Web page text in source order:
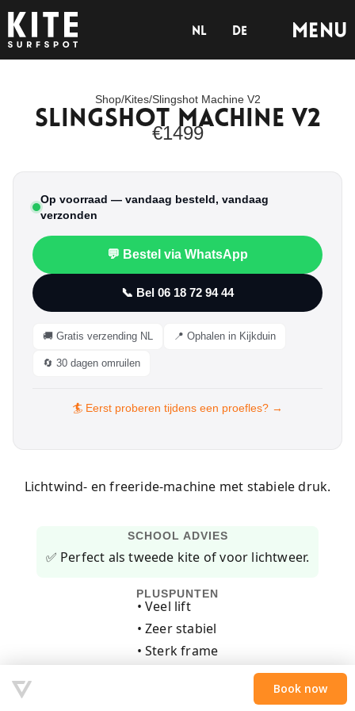
nl de Menu
Shop/Kites/Slingshot Machine V2
Tab 1Slingshot Machine V2
€1499
Op voorraad — vandaag besteld, vandaag
verzonden
💬 Bestel via WhatsApp
📞 Bel 06 18 72 94 44
🚚 Gratis verzending NL 📍 Ophalen in Kijkduin
🔄 30 dagen omruilen
🏄 Eerst proberen tijdens een proefles? →
Lichtwind- en freeride-machine met stabiele druk.
SCHOOL ADVIES
✅ Perfect als tweede kite of voor lichtweer.
PLUSPUNTEN
• Veel lift
• Zeer stabiel
• Sterk frame